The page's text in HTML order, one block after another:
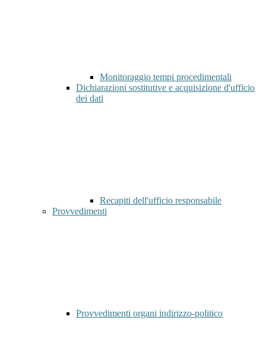
Monitoraggio tempi procedimentali
Dichiarazioni sostitutive e acquisizione d'ufficio
dei dati
Recapiti dell'ufficio responsabile
Provvedimenti
Provvedimenti organi indirizzo-politico